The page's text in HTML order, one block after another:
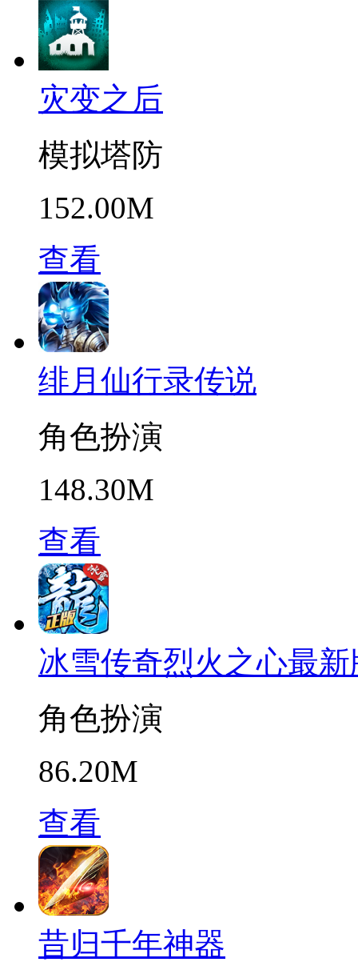
灾变之后
模拟塔防
152.00M
查看
绯月仙行录传说
角色扮演
148.30M
查看
冰雪传奇烈火之心最新
角色扮演
86.20M
查看
昔归千年神器